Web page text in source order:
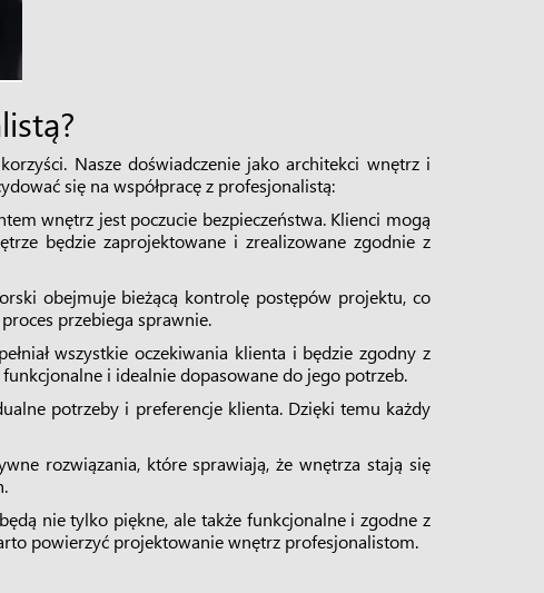
Nasze doświadczenie jako architekci wnętrz i
się na współpracę z profesjonalistą:
wnętrz jest poczucie bezpieczeństwa. Klienci mogą
będzie zaprojektowane i zrealizowane zgodnie z
obejmuje bieżącą kontrolę postępów projektu, co
przebiega sprawnie.
wszystkie oczekiwania klienta i będzie zgodny z
i idealnie dopasowane do jego potrzeb.
potrzeby i preferencje klienta. Dzięki temu każdy
rozwiązania, które sprawiają, że wnętrza stają się
nie tylko piękne, ale także funkcjonalne i zgodne z
powierzyć projektowanie wnętrz profesjonalistom.